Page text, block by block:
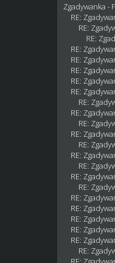
Zgadywanka -
RE:
RE:
RE:
RE:
RE:
RE:
RE:
RE:
RE:
RE:
RE:
RE:
RE:
RE:
RE:
RE:
RE:
RE:
RE:
RE:
RE:
RE:
RE: